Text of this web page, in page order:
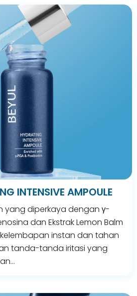
INTENSIVE AMPOULE
yang diperkaya dengan γ-
dan Ekstrak Lemon Balm
instan dan tahan
tanda-tanda iritasi yang